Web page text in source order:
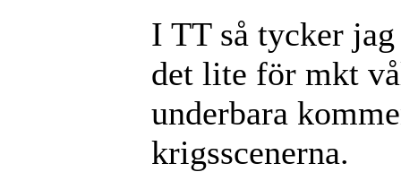
I TT så tycker
det lite för mkt
underbara
krigsscenerna.